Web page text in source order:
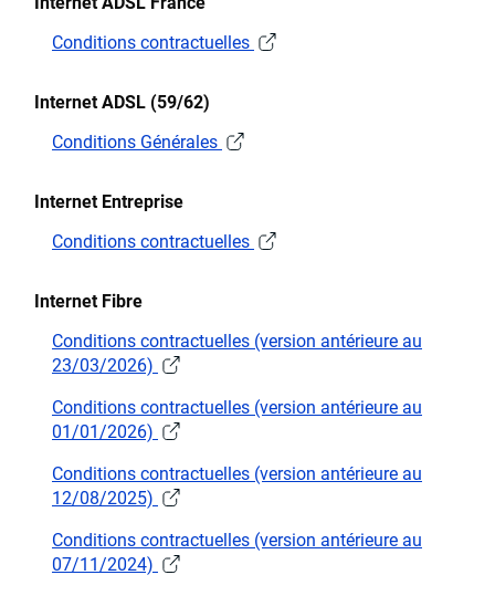
Conditions contractuelles
Internet ADSL (59/62)
Conditions Générales
Internet Entreprise
Conditions contractuelles
Internet Fibre
Conditions contractuelles (version antérieure au
23/03/2026)
Conditions contractuelles (version antérieure au
01/01/2026)
Conditions contractuelles (version antérieure au
12/08/2025)
Conditions contractuelles (version antérieure au
07/11/2024)